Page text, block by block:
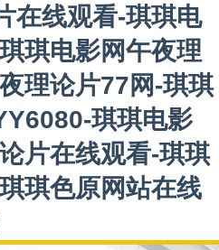
在线观看-琪琪电
琪电影网午夜理
理论片77网-琪琪
琪琪电影
片在线观看-琪琪
琪色原网站在线